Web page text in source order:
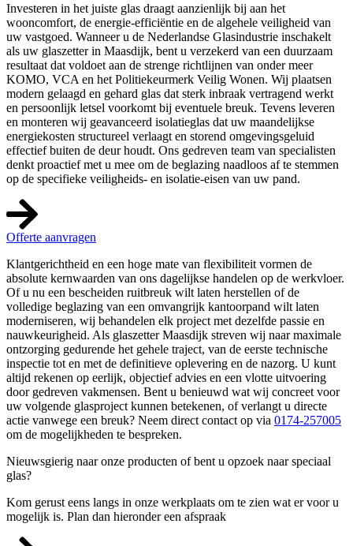
Investeren in het juiste glas draagt aanzienlijk bij aan het
wooncomfort, de energie-efficiëntie en de algehele veiligheid van
uw vastgoed. Wanneer u de Nederlandse Glasindustrie inschakelt
als uw glaszetter in Maasdijk, bent u verzekerd van een duurzaam
resultaat dat voldoet aan de strenge richtlijnen van onder meer
KOMO, VCA en het Politiekeurmerk Veilig Wonen. Wij plaatsen
modern gelaagd en gehard glas dat sterk inbraak vertragend werkt
en persoonlijk letsel voorkomt bij eventuele breuk. Tevens leveren
en monteren wij geavanceerd isolatieglas dat uw maandelijkse
energiekosten structureel verlaagt en storend omgevingsgeluid
effectief buiten de deur houdt. Ons gedreven team van specialisten
denkt proactief met u mee om de beglazing naadloos af te stemmen
op de specifieke veiligheids- en isolatie-eisen van uw pand.
Offerte aanvragen
Klantgerichtheid en een hoge mate van flexibiliteit vormen de
absolute kernwaarden van ons dagelijkse handelen op de werkvloer.
Of u nu een bescheiden ruitbreuk wilt laten herstellen of de
volledige beglazing van een omvangrijk kantoorpand wilt laten
moderniseren, wij behandelen elk project met dezelfde passie en
nauwkeurigheid. Als glaszetter Maasdijk streven wij naar maximale
ontzorging gedurende het gehele traject, van de eerste technische
inspectie tot en met de definitieve oplevering en de nazorg. U kunt
altijd rekenen op eerlijk, objectief advies en een vlotte uitvoering
door gedreven vakmensen. Bent u benieuwd wat wij concreet voor
uw volgende glasproject kunnen betekenen, of verlangt u directe
actie vanwege een breuk? Neem direct contact op via 0174-257005
om de mogelijkheden te bespreken.
Nieuwsgierig naar onze producten of bent u opzoek naar speciaal
glas?
Kom gerust eens langs in onze werkplaats om te zien wat er voor u
mogelijk is. Plan dan hieronder een afspraak